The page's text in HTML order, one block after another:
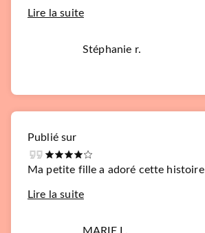
Lire la suite
Stéphanie r.
Publié sur
Ma petite fille a adoré cette histoire
Lire la suite
MARIE L.